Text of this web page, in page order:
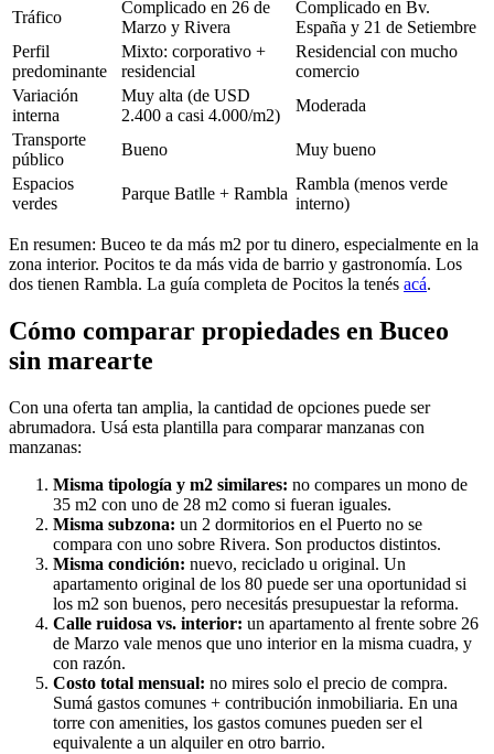
Tráfico
Complicado en 26 de
Marzo y Rivera
Complicado en Bv.
España y 21 de Setiembre
Perfil
predominante
Mixto: corporativo +
residencial
Residencial con mucho
comercio
Variación
interna
Muy alta (de USD
2.400 a casi 4.000/m2)
Moderada
Transporte
público
Bueno
Muy bueno
Espacios
verdes
Parque Batlle + Rambla
Rambla (menos verde
interno)
En resumen: Buceo te da más m2 por tu dinero, especialmente en la
zona interior. Pocitos te da más vida de barrio y gastronomía. Los
dos tienen Rambla. La guía completa de Pocitos la tenés acá.
Cómo comparar propiedades en Buceo
sin marearte
Con una oferta tan amplia, la cantidad de opciones puede ser
abrumadora. Usá esta plantilla para comparar manzanas con
manzanas:
Misma tipología y m2 similares: no compares un mono de
35 m2 con uno de 28 m2 como si fueran iguales.
Misma subzona: un 2 dormitorios en el Puerto no se
compara con uno sobre Rivera. Son productos distintos.
Misma condición: nuevo, reciclado u original. Un
apartamento original de los 80 puede ser una oportunidad si
los m2 son buenos, pero necesitás presupuestar la reforma.
Calle ruidosa vs. interior: un apartamento al frente sobre 26
de Marzo vale menos que uno interior en la misma cuadra, y
con razón.
Costo total mensual: no mires solo el precio de compra.
Sumá gastos comunes + contribución inmobiliaria. En una
torre con amenities, los gastos comunes pueden ser el
equivalente a un alquiler en otro barrio.